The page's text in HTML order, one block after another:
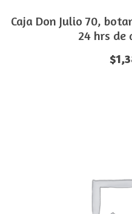
Caja Don Julio 70,
24 hrs de
$